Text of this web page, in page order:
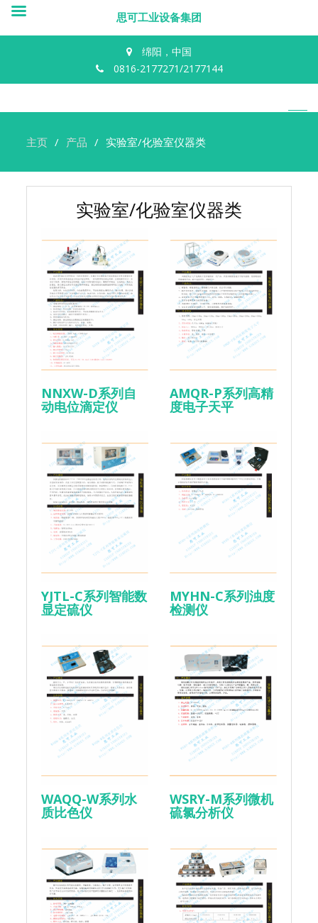
绵阳，中国
0816-2177271/2177144
主页 产品 实验室/化验室仪器类
实验室/化验室仪器类
NNXW-D系列自
动电位滴定仪
AMQR-P系列高精
度电子天平
YJTL-C系列智能数
显定硫仪
MYHN-C系列浊度
检测仪
WAQQ-W系列水
质比色仪
WSRY-M系列微机
硫氯分析仪
思可工业设备集团